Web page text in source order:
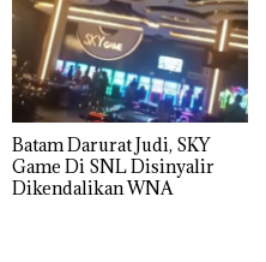
Batam Darurat Judi, SKY
Game Di SNL Disinyalir
Dikendalikan WNA